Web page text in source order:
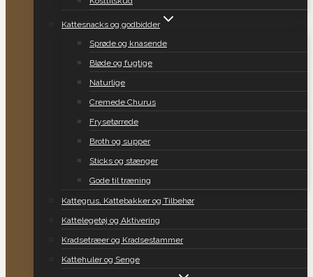
Kattesnacks og godbidder
Sprøde og knasende
Bløde og fugtige
Naturlige
Cremede Churus
Frysetørrede
Broth og supper
Sticks og stænger
Gode til træning
Kattegrus, Kattebakker og Tilbehør
Kattelegetøj og Aktivering
Kradsetræer og Kradsestammer
Kattehuler og Senge